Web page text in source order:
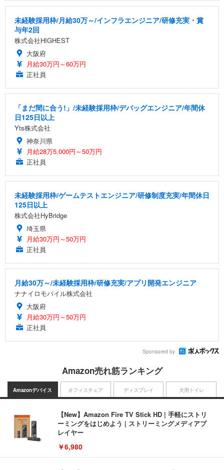
未経験採用枠/月給30万～/インフラエンジニア/研修充実・賞
与年2回
株式会社HIGHEST
大阪府
月給30万円～60万円
正社員
「まだ間に合う!」/未経験採用枠/デバッグエンジニア/年間休
日125日以上
Yts株式会社
神奈川県
月給28万5,000円～50万円
正社員
未経験採用枠/ゲームテストエンジニア/研修制度充実/年間休日
125日以上
株式会社HyBridge
埼玉県
月給30万円～50万円
正社員
月給30万～/未経験採用枠/研修充実/アプリ開発エンジニア
ナナイロモバイル株式会社
大阪府
月給30万円～50万円
正社員
Sponsored by
Amazon売れ筋ランキング
Amazonデバイス
【New】Amazon Fire TV Stick HD | 手軽にストリ
ーミングをはじめよう | ストリーミングメディアプ
レイヤー
￥6,980
オフィスチェア ディスプレイ 犬用トイレ